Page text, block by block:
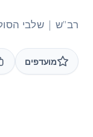
רב"ש | שלבי
מועדפים